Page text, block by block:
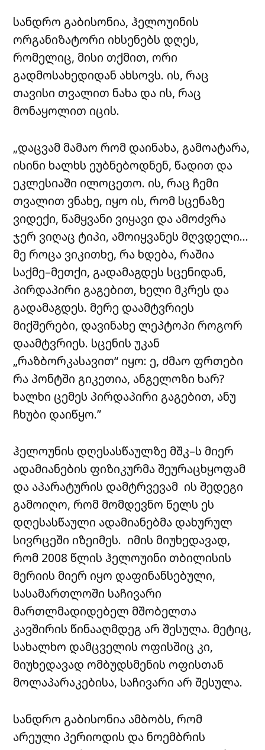
სანდრო გაბისონია, ჰელოუინის
ორგანიზატორი იხსენებს დღეს,
რომელიც, მისი თქმით, ორი
გადმოსახედიდან ახსოვს. ის, რაც
თავისი თვალით ნახა და ის, რაც
მონაყოლით იცის.
„დაცვამ მამაო რომ დაინახა, გამოატარა,
ისინი ხალხს ეუბნებოდნენ, წადით და
ეკლესიაში ილოცეთო. ის, რაც ჩემი
თვალით ვნახე, იყო ის, რომ სცენაზე
ვიდექი, წამყვანი ვიყავი და ამოძვრა
ჯერ ვიღაც ტიპი, ამოიყვანეს მღვდელი…
მე როცა ვიკითხე, რა ხდება, რაშია
საქმე–მეთქი, გადამაგდეს სცენიდან,
პირდაპირი გაგებით, ხელი მკრეს და
გადამაგდეს. მერე დაამტვრიეს
მიქშერები, დავინახე ლეპტოპი როგორ
დაამტვრიეს. სცენის უკან
„რაზბორკასავით“ იყო: ე, ძმაო ფრთები
რა პონტში გიკეთია, ანგელოზი ხარ?
ხალხი ცემეს პირდაპირი გაგებით, ანუ
ჩხუბი დაიწყო.”
ჰელოუნის დღესასწაულზე მშკ–ს მიერ
ადამიანების ფიზიკურმა შეურაცხყოფამ
და აპარატურის დამტრვევამ ის შედეგი
გამოიღო, რომ მომდევნო წელს ეს
დღესასწაული ადამიანებმა დახურულ
სივრცეში იზეიმეს. იმის მიუხედავად,
რომ 2008 წლის ჰელოუინი თბილისის
მერიის მიერ იყო დაფინანსებული,
სასამართლოში საჩივარი
მართლმადიდებელ მშობელთა
კავშირის წინააღმდეგ არ შესულა. მეტიც,
სახალხო დამცველის ოფისშიც კი,
მიუხედავად ომბუდსმენის ოფისთან
მოლაპარაკებისა, საჩივარი არ შესულა.
სანდრო გაბისონია ამბობს, რომ
არეული პერიოდის და ნოემბრის